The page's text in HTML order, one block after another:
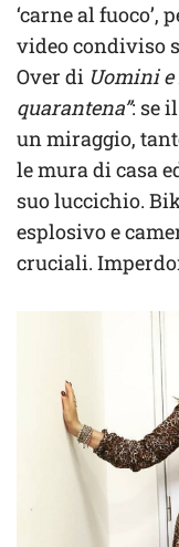
‘carne al fuoco’,
video condiviso
Over di Uomini e
quarantena”: se
un miraggio,
le mura di casa
suo luccichio.
esplosivo e
cruciali.